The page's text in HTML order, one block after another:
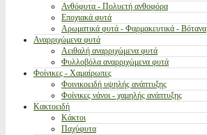
Ανθόφυτα - Πολυετή ανθοφόρα
Εποχιακά φυτά
Αρωματικά φυτά - Φαρμακευτικά - Βότανα
Αναρριχώμενα φυτά
Αειθαλή αναρριχώμενα φυτά
Φυλλοβόλα αναρριχώμενα φυτά
Φοίνικες - Χαμαίρωπες
Φοινικοειδή υψηλής ανάπτυξης
Φοίνικες νάνοι - χαμηλής ανάπτυξης
Κακτοειδή
Κάκτοι
Παχύφυτα